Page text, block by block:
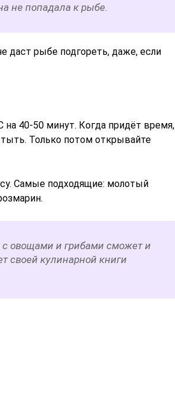
не попадала к рыбе.
даст рыбе подгореть, даже, если
40-50 минут. Когда придёт время,
Только потом открывайте
Самые подходящие: молотый
овощами и грибами сможет и
своей кулинарной книги